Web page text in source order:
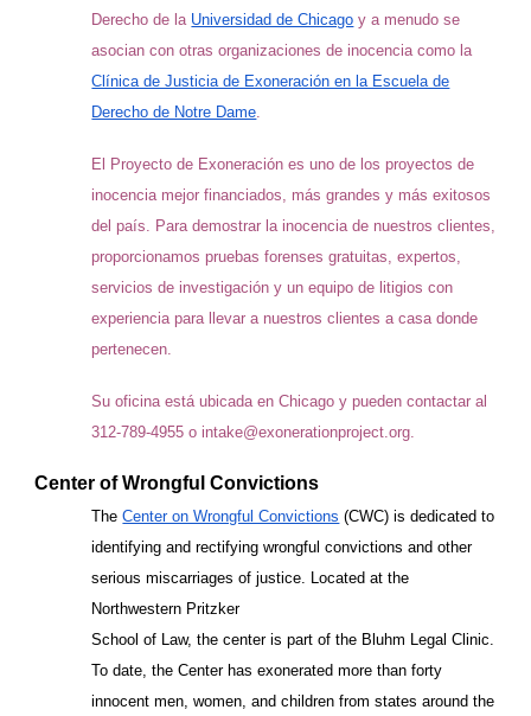
Derecho de la Universidad de Chicago y a menudo se
asocian con otras organizaciones de inocencia como la
Clínica de Justicia de Exoneración en la Escuela de
Derecho de Notre Dame.
El Proyecto de Exoneración es uno de los proyectos de
inocencia mejor financiados, más grandes y más exitosos
del país. Para demostrar la inocencia de nuestros clientes,
proporcionamos pruebas forenses gratuitas, expertos,
servicios de investigación y un equipo de litigios con
experiencia para llevar a nuestros clientes a casa donde
pertenecen.
Su oficina está ubicada en Chicago y pueden contactar al
312-789-4955 o intake@exonerationproject.org.
Center of Wrongful Convictions
The Center on Wrongful Convictions (CWC) is dedicated to
identifying and rectifying wrongful convictions and other
serious miscarriages of justice. Located at the
Northwestern Pritzker
School of Law, the center is part of the Bluhm Legal Clinic.
To date, the Center has exonerated more than forty
innocent men, women, and children from states around the